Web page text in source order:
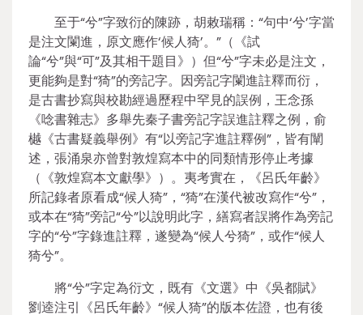
至于“兮”字致衍的陳跡，胡敕瑞稱：“句中‘兮’字當
是注文闌進，原文應作‘候人猗’。”（《試
論“兮”與“可”及其相干題目》）但“兮”字未必是注文，
更能夠是對“猗”的旁記字。因旁記字闌進註釋而衍，
是古書抄寫與校勘經過歷程中罕見的誤例，王念孫
《唸書雜志》多舉先秦子書旁記字誤進註釋之例，俞
樾《古書疑義舉例》有“以旁記字進註釋例”，皆有闡
述，張涌泉亦曾對敦煌寫本中的同類情形停止考據
（《敦煌寫本文獻學》）。夷考實在，《呂氏年齡》
所記錄者原看成“候人猗”，“猗”在漢代被改寫作“兮”，
或本在“猗”旁記“兮”以說明此字，繕寫者誤將作為旁記
字的“兮”字錄進註釋，遂變為“候人兮猗”，或作“候人
猗兮”。
將“兮”字定為衍文，既有《文選》中《吳都賦》
劉逵注引《呂氏年齡》“候人猗”的版本佐證，也有後